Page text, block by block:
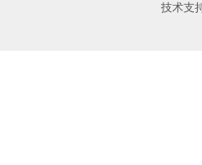
技术支